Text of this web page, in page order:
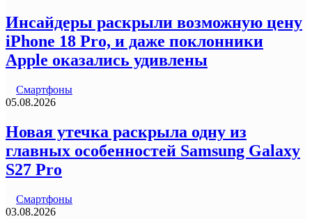
Инсайдеры раскрыли возможную цену
iPhone 18 Pro, и даже поклонники
Apple оказались удивлены
Смартфоны
05.08.2026
Новая утечка раскрыла одну из
главных особенностей Samsung Galaxy
S27 Pro
Смартфоны
03.08.2026